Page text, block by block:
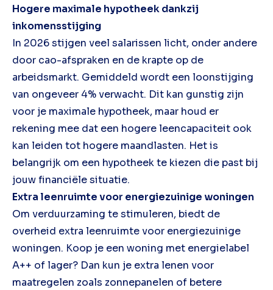
Hogere maximale hypotheek dankzij
inkomensstijging
In 2026 stijgen veel salarissen licht, onder andere
door cao-afspraken en de krapte op de
arbeidsmarkt. Gemiddeld wordt een loonstijging
van ongeveer 4% verwacht. Dit kan gunstig zijn
voor je maximale hypotheek, maar houd er
rekening mee dat een hogere leencapaciteit ook
kan leiden tot hogere maandlasten. Het is
belangrijk om een hypotheek te kiezen die past bij
jouw financiële situatie.
Extra leenruimte voor energiezuinige woningen
Om verduurzaming te stimuleren, biedt de
overheid extra leenruimte voor energiezuinige
woningen. Koop je een woning met energielabel
A++ of lager? Dan kun je extra lenen voor
maatregelen zoals zonnepanelen of betere